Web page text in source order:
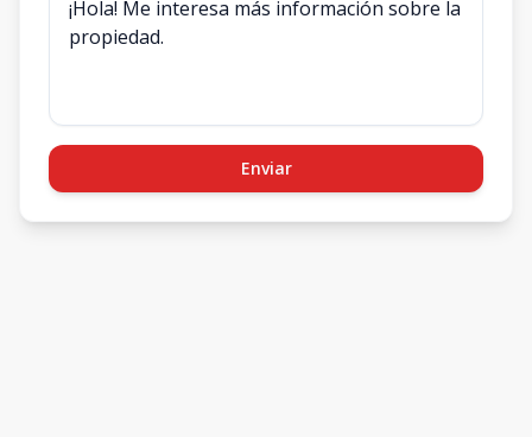
Enviar